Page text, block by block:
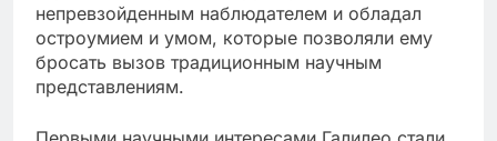
непревзойденным наблюдателем и обладал
остроумием и умом, которые позволяли ему
бросать вызов традиционным научным
представлениям.